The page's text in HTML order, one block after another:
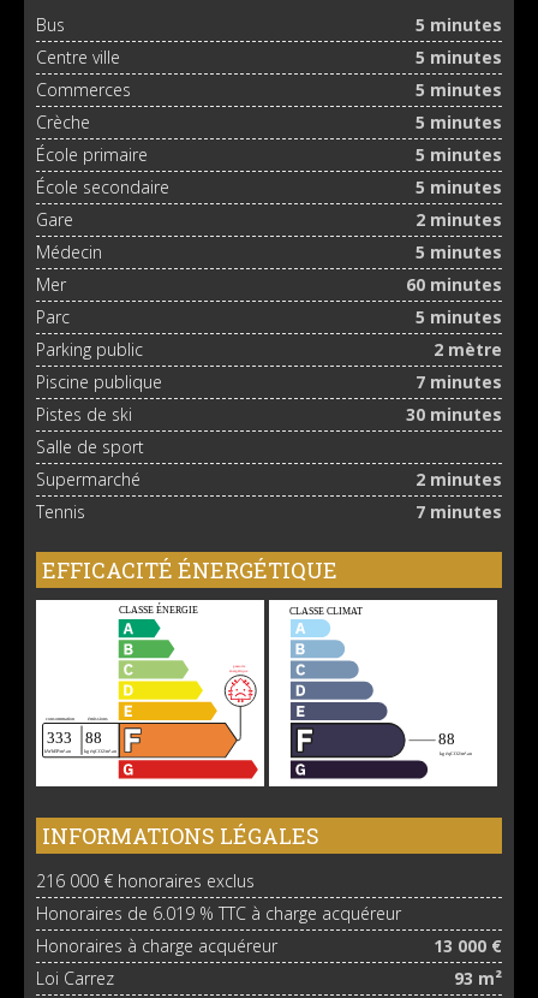
Bus
5 minutes
Centre ville
5 minutes
Commerces
5 minutes
Crèche
5 minutes
École primaire
5 minutes
École secondaire
5 minutes
Gare
2 minutes
Médecin
5 minutes
Mer
60 minutes
Parc
5 minutes
Parking public
2 mètre
Piscine publique
7 minutes
Pistes de ski
30 minutes
Salle de sport
Supermarché
2 minutes
Tennis
7 minutes
EFFICACITÉ ÉNERGÉTIQUE
INFORMATIONS LÉGALES
216 000 € honoraires exclus
Honoraires de 6.019 % TTC à charge acquéreur
Honoraires à charge acquéreur
13 000 €
Loi Carrez
93 m²